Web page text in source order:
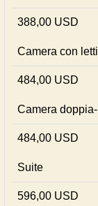
388,00 USD
Camera con
484,00 USD
Camera
484,00 USD
Suite
596,00 USD